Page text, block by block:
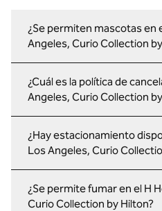
¿Se permiten mascotas en
Angeles, Curio Collection
¿Cuál es la política de
Angeles, Curio Collection
¿Hay estacionamiento
Los Angeles, Curio
¿Se permite fumar en el H
Curio Collection by Hilton?